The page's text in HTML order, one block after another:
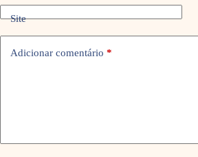
Site
Adicionar comentário *